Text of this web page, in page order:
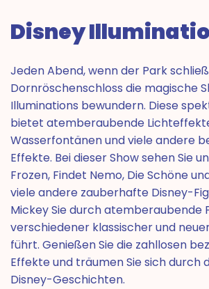
Disney
Jeden Abend, wenn der Park
Dornröschenschloss die magische
Illuminations bewundern. Diese
bietet atemberaubende
Wasserfontänen und viele andere
Effekte. Bei dieser Show sehen Sie
Frozen, Findet Nemo, Die Schöne
viele andere zauberhafte Disney-
Mickey Sie durch atemberaubende
verschiedener klassischer und
führt. Genießen Sie die zahllosen
Effekte und träumen Sie sich durch
Disney-Geschichten.